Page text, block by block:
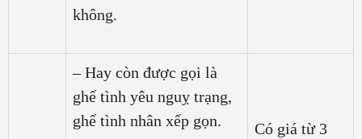
không.
– Hay còn được gọi là
ghế tình yêu nguỵ trạng,
ghế tình nhân xếp gọn.
Có giá từ 3